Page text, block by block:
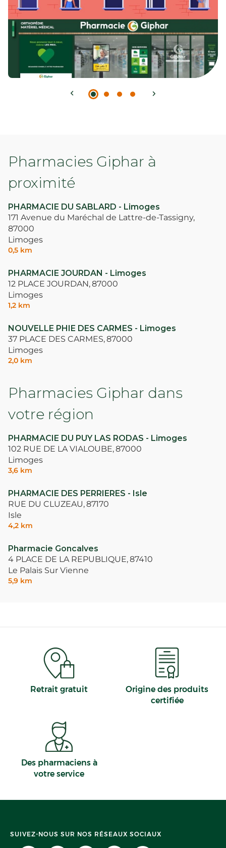
Pharmacies Giphar à
proximité
PHARMACIE DU SABLARD - Limoges
171 Avenue du Maréchal de Lattre-de-Tassigny,
87000
Limoges
0,5 km
PHARMACIE JOURDAN - Limoges
12 PLACE JOURDAN,87000
Limoges
1,2 km
NOUVELLE PHIE DES CARMES - Limoges
37 PLACE DES CARMES,87000
Limoges
2,0 km
Pharmacies Giphar dans
votre région
PHARMACIE DU PUY LAS RODAS - Limoges
102 RUE DE LA VIALOUBE,87000
Limoges
3,6 km
PHARMACIE DES PERRIERES - Isle
RUE DU CLUZEAU,87170
Isle
4,2 km
Pharmacie Goncalves
4 PLACE DE LA REPUBLIQUE,87410
Le Palais Sur Vienne
5,9 km
Retrait gratuit
Origine des produits
certifiée
Des pharmaciens à
votre service
SUIVEZ-NOUS SUR NOS RÉSEAUX SOCIAUX